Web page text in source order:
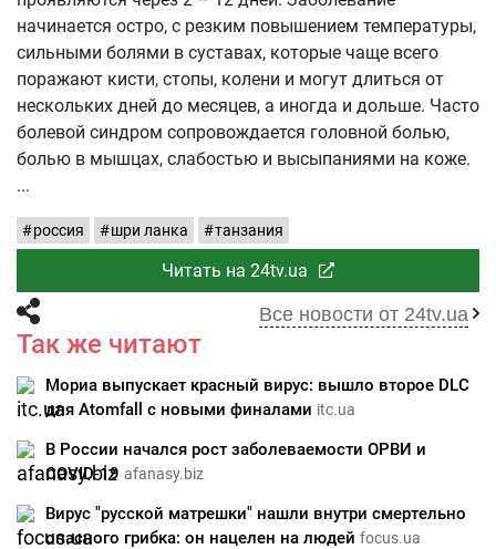
начинается остро, с резким повышением температуры,
сильными болями в суставах, которые чаще всего
поражают кисти, стопы, колени и могут длиться от
нескольких дней до месяцев, а иногда и дольше. Часто
болевой синдром сопровождается головной болью,
болью в мышцах, слабостью и высыпаниями на коже.
россия шри ланка танзания
Читать на 24tv.ua
Все новости от 24tv.ua
Так же читают
Мориа выпускает красный вирус: вышло второе DLC
для Atomfall с новыми финалами itc.ua
В России начался рост заболеваемости ОРВИ и
COVID‑19 afanasy.biz
Вирус "русской матрешки" нашли внутри смертельно
опасного грибка: он нацелен на людей focus.ua